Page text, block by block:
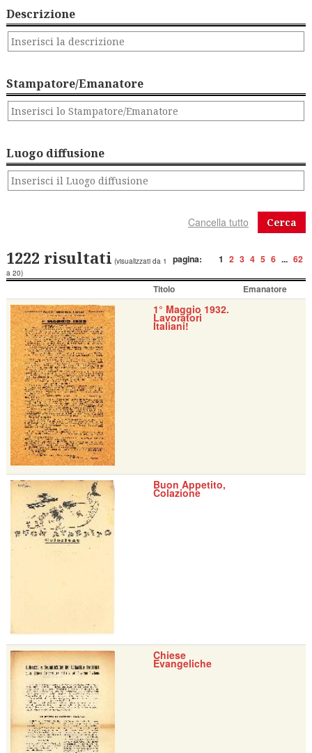
Descrizione
Stampatore/Emanatore
Luogo diffusione
Cerca
pagina: 1 2 3 4 5 6 ... 62
1222 risultati (visualizzati da 1
a 20)
Titolo Emanatore
1° Maggio 1932.
Lavoratori
Italiani!
Buon Appetito,
Colazione
Chiese
Evangeliche